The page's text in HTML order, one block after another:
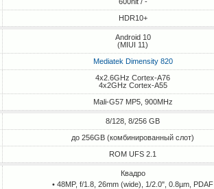
HDR10+
Android 10
(MIUI 11)
Mediatek Dimensity 820
4x2.6GHz Cortex-A76
4x2GHz Cortex-A55
Mali-G57 MP5, 900MHz
8/128, 8/256 GB
до 256GB (комбинированный слот)
ROM UFS 2.1
Квадро
• 48MP, f/1.8, 26mm (wide), 1/2.0", 0.8µm, PDAF